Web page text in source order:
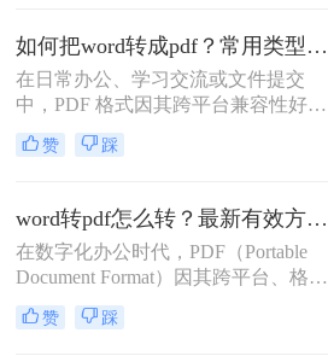
如何把word转成pdf？常用类型方法解析！
在日常办公、学习交流或文件提交
中，PDF 格式因其跨平台兼容性好、
格式不易被随意修改、体积相对可
控、安全性较高等特点，成为文件分
Word (.docx 或 .doc) 则是我们最常使
用的文档编辑工具。因此，将 Word
文档高效、准确地转换为 PDF 就成了
必备技能。
赞 踩
word转pdf怎么转？最新有效方法全解析！
在数字化办公时代，PDF（Portable
Document Format）因其跨平台、格式
固定、不易被编辑的特性，已成为文
档分发、归档和打印的首选格式。而
赞 踩